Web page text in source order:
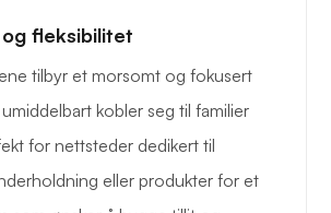
fleksibilitet
tilbyr et morsomt og fokusert
kobler seg til familier
for nettsteder dedikert til
eller produkter for et